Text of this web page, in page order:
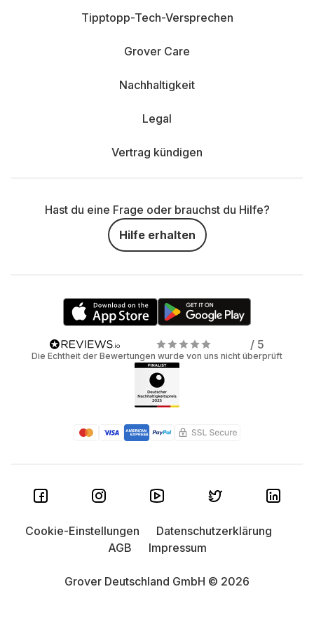
Tipptopp-Tech-Versprechen
Grover Care
Nachhaltigkeit
Legal
Vertrag kündigen
Hast du eine Frage oder brauchst du Hilfe?
Hilfe erhalten
/ 5
Die Echtheit der Bewertungen wurde von uns nicht überprüft
Grover Deutschland GmbH © 2026
Cookie-Einstellungen
Datenschutzerklärung
AGB
Impressum